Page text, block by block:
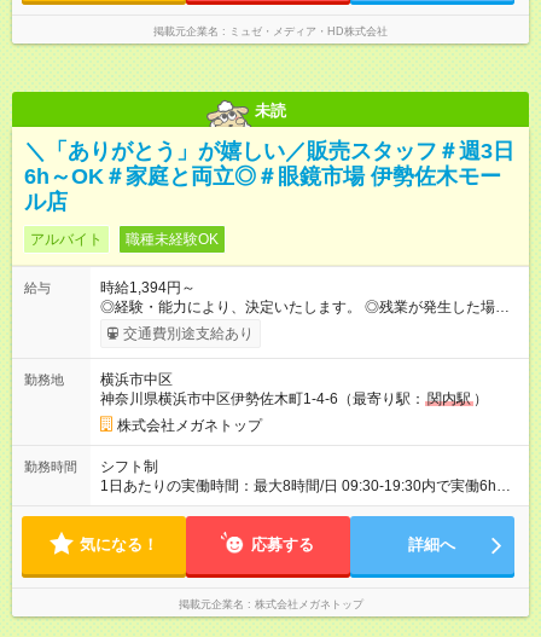
掲載元企業名 ミュゼ・メディア・HD株式会社
未読
＼「ありがとう」が嬉しい／販売スタッフ＃週3日
6h～OK＃家庭と両立◎＃眼鏡市場 伊勢佐木モー
ル店
アルバイト 職種未経験OK
給与
時給1,394円～
◎経験・能力により、決定いたします。 ◎残業が発生した場合
は、1分単位で時間外手当を支給します。 【試用期間】試用期間
あり 試用期間の長さ：3ヶ月 雇用形態、給与は本採用時と同じ
交通費別途支給あり
勤務地
横浜市中区
神奈川県横浜市中区伊勢佐木町1-4-6（最寄り駅： 関内駅 ）
株式会社メガネトップ
勤務時間
シフト制
1日あたりの実働時間：最大8時間/日 09:30-19:30内で実働6h
※1日6h以上、 土日含む週3日以上勤務できる方 （シフト例） パ
ワーク不可
気になる！ 応募する 詳細へ
掲載元企業名 株式会社メガネトップ